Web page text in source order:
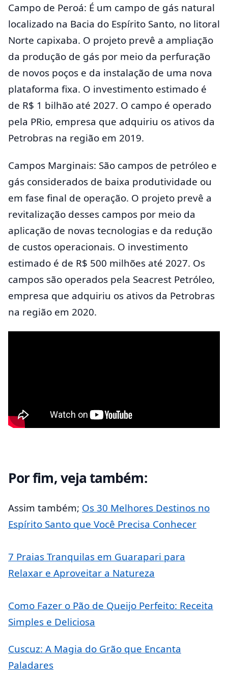
Campo de Peroá: É um campo de gás natural
localizado na Bacia do Espírito Santo, no litoral
Norte capixaba. O projeto prevê a ampliação
da produção de gás por meio da perfuração
de novos poços e da instalação de uma nova
plataforma fixa. O investimento estimado é
de R$ 1 bilhão até 2027. O campo é operado
pela PRio, empresa que adquiriu os ativos da
Petrobras na região em 2019.
Campos Marginais: São campos de petróleo e
gás considerados de baixa produtividade ou
em fase final de operação. O projeto prevê a
revitalização desses campos por meio da
aplicação de novas tecnologias e da redução
de custos operacionais. O investimento
estimado é de R$ 500 milhões até 2027. Os
campos são operados pela Seacrest Petróleo,
empresa que adquiriu os ativos da Petrobras
na região em 2020.
Por fim, veja também:
Assim também; Os 30 Melhores Destinos no
Espírito Santo que Você Precisa Conhecer
7 Praias Tranquilas em Guarapari para
Relaxar e Aproveitar a Natureza
Como Fazer o Pão de Queijo Perfeito: Receita
Simples e Deliciosa
Cuscuz: A Magia do Grão que Encanta
Paladares